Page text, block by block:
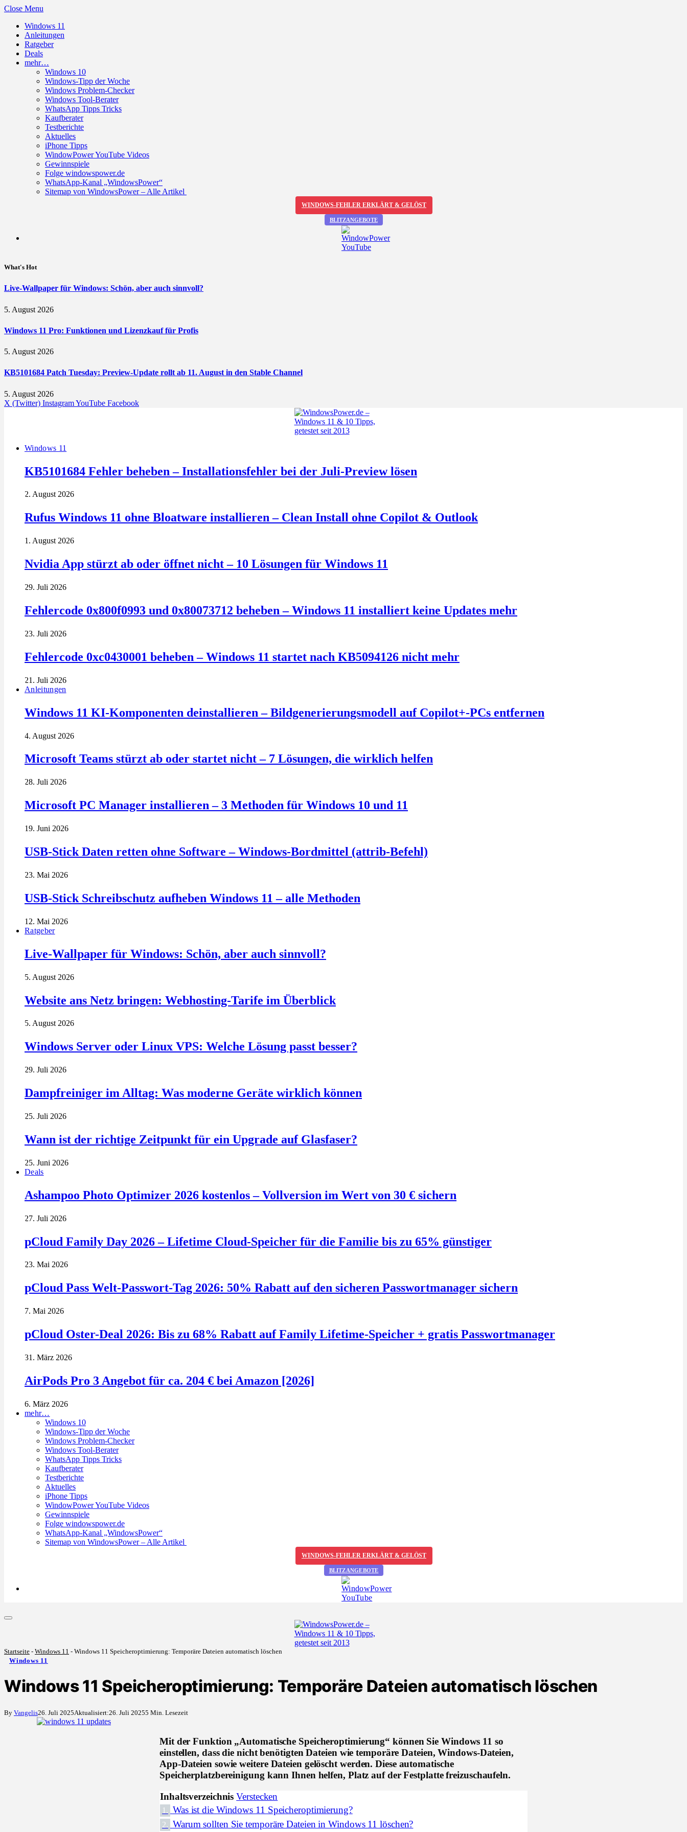
Close Menu
Windows 11
Anleitungen
Ratgeber
Deals
mehr…
Windows 10
Windows-Tipp der Woche
Windows Problem-Checker
Windows Tool-Berater
WhatsApp Tipps Tricks
Kaufberater
Testberichte
Aktuelles
iPhone Tipps
WindowPower YouTube Videos
Gewinnspiele
Folge windowspower.de
WhatsApp-Kanal „WindowsPower“
Sitemap von WindowsPower – Alle Artikel
WINDOWS-FEHLER ERKLÄRT & GELÖST
BLITZANGEBOTE
What's Hot
Live-Wallpaper für Windows: Schön, aber auch sinnvoll?
5. August 2026
Windows 11 Pro: Funktionen und Lizenzkauf für Profis
5. August 2026
KB5101684 Patch Tuesday: Preview-Update rollt ab 11. August in den Stable Channel
5. August 2026
X (Twitter) InstagramYouTube Facebook
Windows 11
KB5101684 Fehler beheben – Installationsfehler bei der Juli-Preview lösen
2. August 2026
Rufus Windows 11 ohne Bloatware installieren – Clean Install ohne Copilot & Outlook
1. August 2026
Nvidia App stürzt ab oder öffnet nicht – 10 Lösungen für Windows 11
29. Juli 2026
Fehlercode 0x800f0993 und 0x80073712 beheben – Windows 11 installiert keine Updates mehr
23. Juli 2026
Fehlercode 0xc0430001 beheben – Windows 11 startet nach KB5094126 nicht mehr
21. Juli 2026
Anleitungen
Windows 11 KI-Komponenten deinstallieren – Bildgenerierungsmodell auf Copilot+-PCs entfernen
4. August 2026
Microsoft Teams stürzt ab oder startet nicht – 7 Lösungen, die wirklich helfen
28. Juli 2026
Microsoft PC Manager installieren – 3 Methoden für Windows 10 und 11
19. Juni 2026
USB-Stick Daten retten ohne Software – Windows-Bordmittel (attrib-Befehl)
23. Mai 2026
USB-Stick Schreibschutz aufheben Windows 11 – alle Methoden
12. Mai 2026
Ratgeber
Live-Wallpaper für Windows: Schön, aber auch sinnvoll?
5. August 2026
Website ans Netz bringen: Webhosting-Tarife im Überblick
5. August 2026
Windows Server oder Linux VPS: Welche Lösung passt besser?
29. Juli 2026
Dampfreiniger im Alltag: Was moderne Geräte wirklich können
25. Juli 2026
Wann ist der richtige Zeitpunkt für ein Upgrade auf Glasfaser?
25. Juni 2026
Deals
Ashampoo Photo Optimizer 2026 kostenlos – Vollversion im Wert von 30 € sichern
27. Juli 2026
pCloud Family Day 2026 – Lifetime Cloud-Speicher für die Familie bis zu 65% günstiger
23. Mai 2026
pCloud Pass Welt-Passwort-Tag 2026: 50% Rabatt auf den sicheren Passwortmanager sichern
7. Mai 2026
pCloud Oster-Deal 2026: Bis zu 68% Rabatt auf Family Lifetime-Speicher + gratis Passwortmanager
31. März 2026
AirPods Pro 3 Angebot für ca. 204 € bei Amazon [2026]
6. März 2026
mehr…
Windows 10
Windows-Tipp der Woche
Windows Problem-Checker
Windows Tool-Berater
WhatsApp Tipps Tricks
Kaufberater
Testberichte
Aktuelles
iPhone Tipps
WindowPower YouTube Videos
Gewinnspiele
Folge windowspower.de
WhatsApp-Kanal „WindowsPower“
Sitemap von WindowsPower – Alle Artikel
WINDOWS-FEHLER ERKLÄRT & GELÖST
BLITZANGEBOTE
Startseite - Windows 11 - Windows 11 Speicheroptimierung: Temporäre Dateien automatisch löschen
Windows 11
Windows 11 Speicheroptimierung: Temporäre Dateien automatisch löschen
By Vangelis26. Juli 2025Aktualisiert:26. Juli 20255 Min. Lesezeit
Mit der Funktion „Automatische Speicheroptimierung“ können Sie Windows 11 so
einstellen, dass die nicht benötigten Dateien wie temporäre Dateien, Windows-Dateien,
App-Dateien sowie weitere Dateien gelöscht werden. Diese automatische
Speicherplatzbereinigung kann Ihnen helfen, Platz auf der Festplatte freizuschaufeln.
Inhaltsverzeichnis Verstecken
1. Was ist die Windows 11 Speicheroptimierung?
2. Warum sollten Sie temporäre Dateien in Windows 11 löschen?